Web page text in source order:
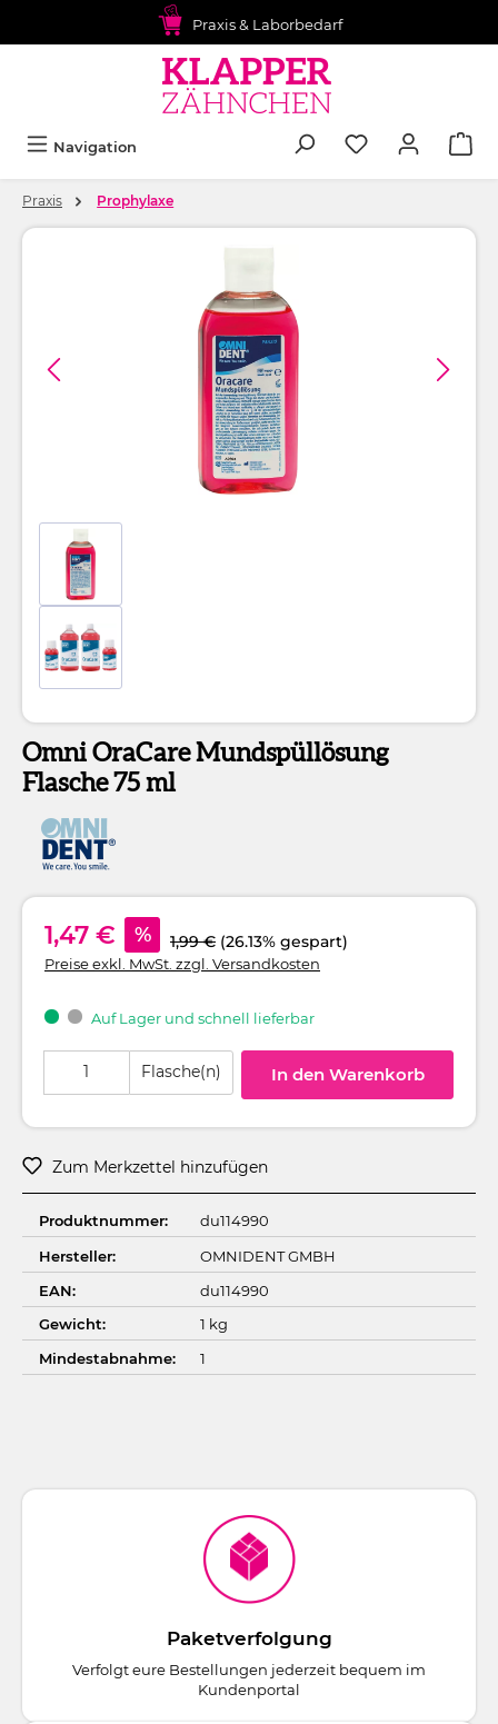
Praxis & Laborbedarf
Navigation
Praxis Prophylaxe
Omni OraCare Mundspüllösung
Flasche 75 ml
1,47 € % 1,99 € (26.13% gespart)
Preise exkl. MwSt. zzgl. Versandkosten
Auf Lager und schnell lieferbar
Flasche(n) In den Warenkorb
Zum Merkzettel hinzufügen
Produktnummer:
du114990
Hersteller:
OMNIDENT GMBH
EAN:
du114990
Gewicht:
1 kg
Mindestabnahme:
1
Paketverfolgung
Verfolgt eure Bestellungen jederzeit bequem im
Kundenportal